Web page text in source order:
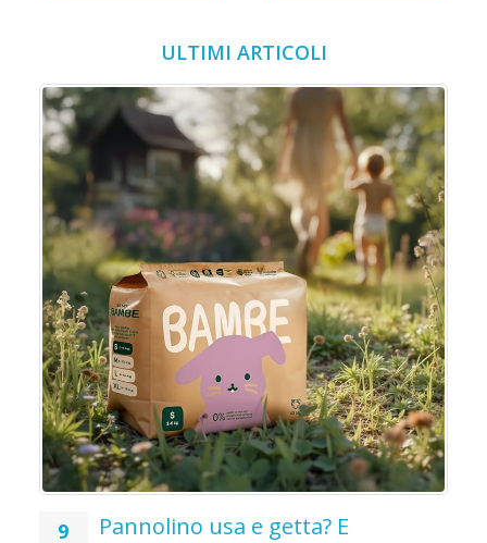
ULTIMI ARTICOLI
9
Pannolino usa e getta? E